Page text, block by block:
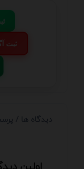
💬
دیدگاه ها /